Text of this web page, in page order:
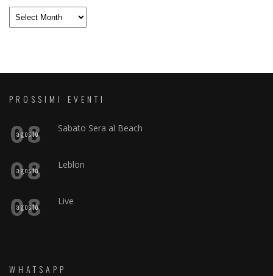
Archivio
PROSSIMI EVENTI
08
agosto Sabato Sera al Beach
08
agosto Leblon
08
agosto Live
WHATSAPP